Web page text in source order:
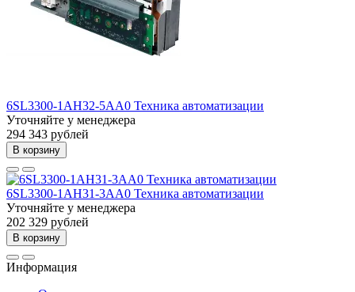
6SL3300-1AH32-5AA0 Техника автоматизации
Уточняйте у менеджера
294 343 рублей
В корзину
6SL3300-1AH31-3AA0 Техника автоматизации
Уточняйте у менеджера
202 329 рублей
В корзину
Информация